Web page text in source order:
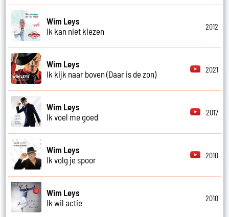
Wim Leys
Ik kan niet kiezen
2012
Wim Leys
Ik kijk naar boven (Daar is de zon)
2021
Wim Leys
Ik voel me goed
2017
Wim Leys
Ik volg je spoor
2010
Wim Leys
Ik wil actie
2010